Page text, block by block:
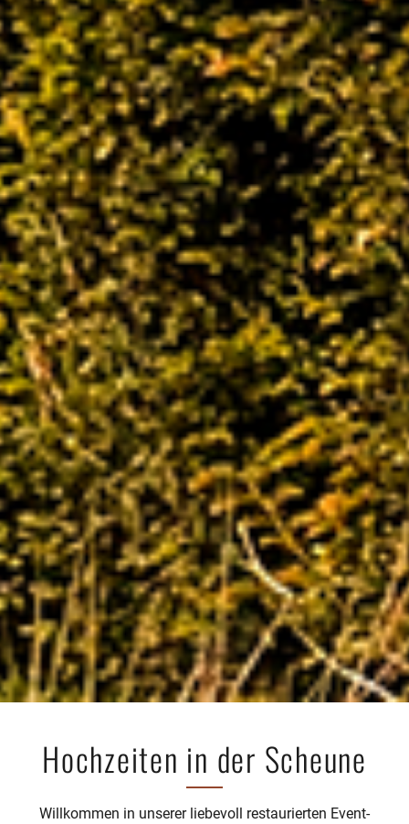
Hochzeiten in der Scheune
Willkommen in unserer liebevoll restaurierten Event-